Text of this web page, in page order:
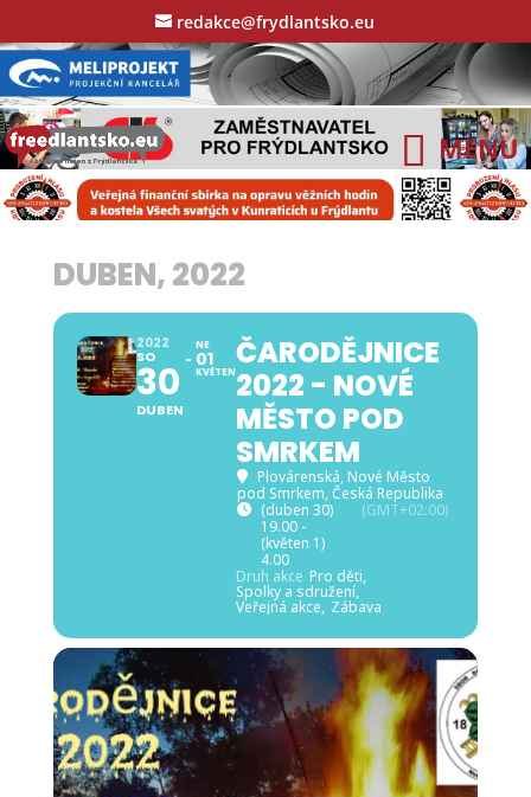
redakce@frydlantsko.eu
DUBEN, 2022
2022
SO
30
DUBEN
NE
01
KVĚTEN
ČARODĚJNICE
2022 - NOVÉ
MĚSTO POD
SMRKEM
Plovárenská, Nové Město
pod Smrkem, Česká Republika
(duben 30)
19.00 -
(květen 1)
4.00
(GMT+02:00)
Druh akce Pro děti,
Spolky a sdružení,
Veřejná akce, Zábava